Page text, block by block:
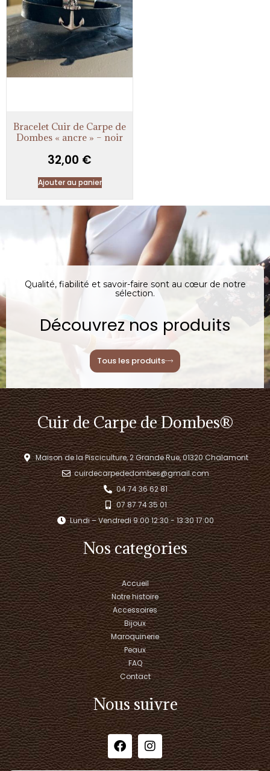
Bracelet Cuir de Carpe de
Dombes « ancre » – noir
32,00 €
Ajouter au panier
Qualité, fiabilité et savoir-faire sont au cœur de notre
sélection.
Découvrez nos produits
Tous les produits
Cuir de Carpe de Dombes®
Maison de la Pisciculture, 2 Grande Rue, 01320 Chalamont
cuirdecarpededombes@gmail.com
04 74 36 62 81
07 87 74 35 01
Lundi – Vendredi 9:00 12:30 - 13:30 17:00​
Nos categories
Accueil
Notre histoire
Accessoires
Bijoux
Maroquinerie
Peaux
FAQ
Contact
Nous suivre